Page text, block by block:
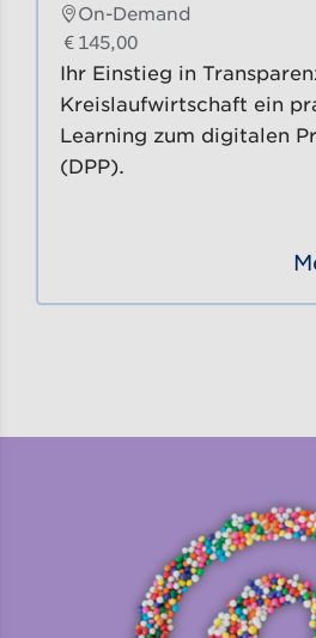
On-Demand
145,00
Ihr Einstieg in
Kreislaufwirtschaft ein
Learning zum digitalen
(DPP).